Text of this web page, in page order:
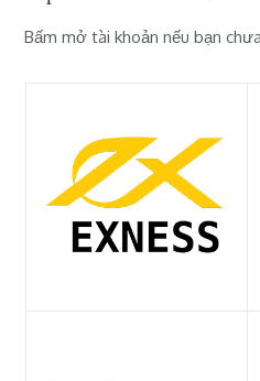
Bấm mở tài khoản nếu bạn